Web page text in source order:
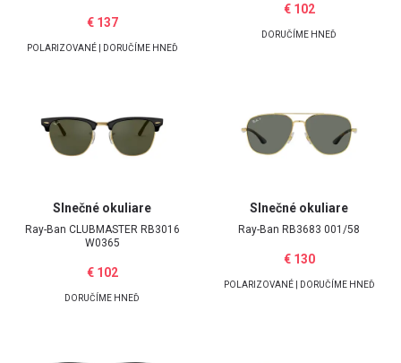
€ 137
POLARIZOVANÉ | DORUČÍME HNEĎ
€ 102
DORUČÍME HNEĎ
Slnečné okuliare
Ray-Ban CLUBMASTER RB3016
W0365
€ 102
DORUČÍME HNEĎ
Slnečné okuliare
Ray-Ban RB3683 001/58
€ 130
POLARIZOVANÉ | DORUČÍME HNEĎ